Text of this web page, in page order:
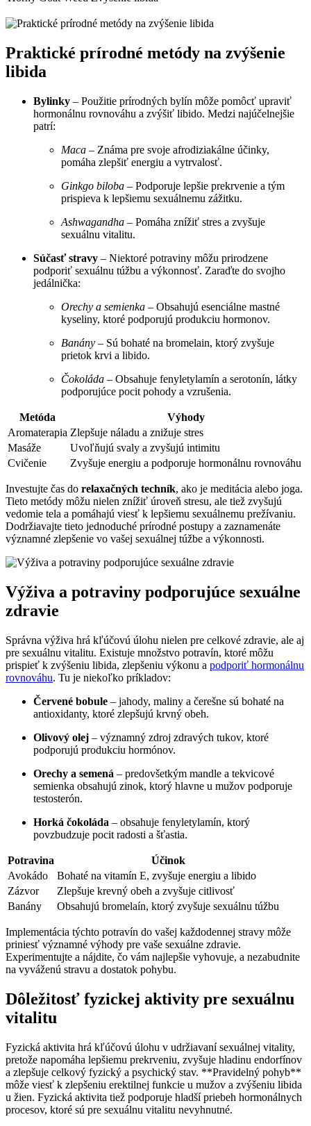
Praktické prírodné metódy na zvýšenie
libida
Bylinky – Použitie prírodných bylín môže pomôcť upraviť
hormonálnu rovnováhu a zvýšiť libido. Medzi najúčelnejšie
patrí:
Maca – Známa pre svoje afrodiziakálne účinky,
pomáha zlepšiť energiu a vytrvalosť.
Ginkgo biloba – Podporuje lepšie prekrvenie a tým
prispieva k lepšiemu sexuálnemu zážitku.
Ashwagandha – Pomáha znížiť stres a zvyšuje
sexuálnu vitalitu.
Súčasť stravy – Niektoré potraviny môžu prirodzene
podporiť sexuálnu túžbu a výkonnosť. Zaraďte do svojho
jedálnička:
Orechy a semienka – Obsahujú esenciálne mastné
kyseliny, ktoré podporujú produkciu hormonov.
Banány – Sú bohaté na bromelain, ktorý zvyšuje
prietok krvi a libido.
Čokoláda – Obsahuje fenyletylamín a serotonín, látky
podporujúce pocit pohody a vzrušenia.
Metóda
Výhody
Aromaterapia Zlepšuje náladu a znižuje stres
Masáže
Uvoľňujú svaly a zvyšujú intimitu
Cvičenie
Zvyšuje energiu a podporuje hormonálnu rovnováhu
Investujte čas do relaxačných techník, ako je meditácia alebo joga.
Tieto metódy môžu nielen znížiť úroveň stresu, ale tiež zvyšujú
vedomie tela a pomáhajú viesť k lepšiemu sexuálnemu prežívaniu.
Dodržiavajte tieto jednoduché prírodné postupy a zaznamenáte
významné zlepšenie vo vašej sexuálnej túžbe a výkonnosti.
Výživa a potraviny podporujúce sexuálne
zdravie
Správna výživa hrá kľúčovú úlohu nielen pre celkové zdravie, ale aj
pre sexuálnu vitalitu. Existuje množstvo potravín, ktoré môžu
prispieť k zvýšeniu libida, zlepšeniu výkonu a podporiť hormonálnu
rovnováhu. Tu je niekoľko príkladov:
Červené bobule – jahody, maliny a čerešne sú bohaté na
antioxidanty, ktoré zlepšujú krvný obeh.
Olivový olej – významný zdroj zdravých tukov, ktoré
podporujú produkciu hormónov.
Orechy a semená – predovšetkým mandle a tekvicové
semienka obsahujú zinok, ktorý hlavne u mužov podporuje
testosterón.
Horká čokoláda – obsahuje fenyletylamín, ktorý
povzbudzuje pocit radosti a šťastia.
Potravina
Účinok
Avokádo
Bohaté na vitamín E, zvyšuje energiu a libido
Zázvor
Zlepšuje krevný obeh a zvyšuje citlivosť
Banány
Obsahujú bromelaín, ktorý zvyšuje sexuálnu túžbu
Implementácia týchto potravín do vašej každodennej stravy môže
priniesť významné výhody pre vaše sexuálne zdravie.
Experimentujte a nájdite, čo vám najlepšie vyhovuje, a nezabudnite
na vyváženú stravu a dostatok pohybu.
Dôležitosť fyzickej aktivity pre sexuálnu
vitalitu
Fyzická aktivita hrá kľúčovú úlohu v udržiavaní sexuálnej vitality,
pretože napomáha lepšiemu prekrveniu, zvyšuje hladinu endorfínov
a zlepšuje celkový fyzický a psychický stav. **Pravidelný pohyb**
môže viesť k zlepšeniu erektilnej funkcie u mužov a zvýšeniu libida
u žien. Fyzická aktivita tiež podporuje hladší priebeh hormonálnych
procesov, ktoré sú pre sexuálnu vitalitu nevyhnutné.